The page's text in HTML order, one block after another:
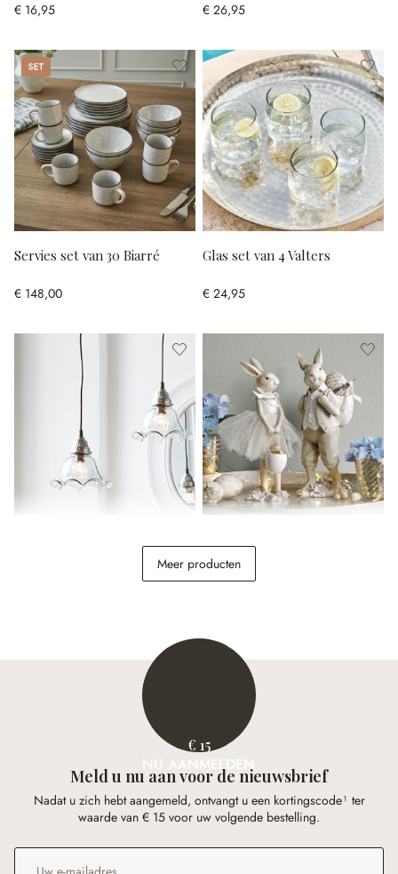
€ 16,95 € 26,95
Set
Servies set van 30 Biarré
€ 148,00
Glas set van 4 Valters
€ 24,95
€ 34,95
Meer producten
€ 15
NU AANMELDEN
Meld u nu aan voor de nieuwsbrief
Nadat u zich hebt aangemeld, ontvangt u een kortingscode¹ ter
waarde van € 15 voor uw volgende bestelling.
E-mailadres